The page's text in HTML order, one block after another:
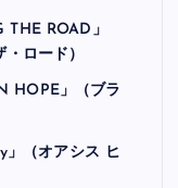
ROAD」
ロード）
HOPE」（ブラ
」（オアシス ヒ